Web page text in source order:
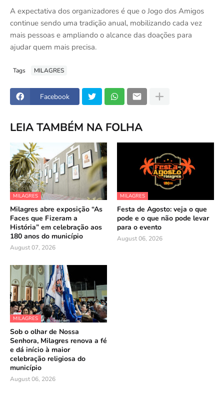
A expectativa dos organizadores é que o Jogo dos Amigos
continue sendo uma tradição anual, mobilizando cada vez
mais pessoas e ampliando o alcance das doações para
ajudar quem mais precisa.
Tags MILAGRES
Facebook
LEIA TAMBÉM NA FOLHA
MILAGRES
Milagres abre exposição “As
Faces que Fizeram a
História” em celebração aos
180 anos do município
August 07, 2026
MILAGRES
Festa de Agosto: veja o que
pode e o que não pode levar
para o evento
August 06, 2026
MILAGRES
Sob o olhar de Nossa
Senhora, Milagres renova a fé
e dá início à maior
celebração religiosa do
município
August 06, 2026